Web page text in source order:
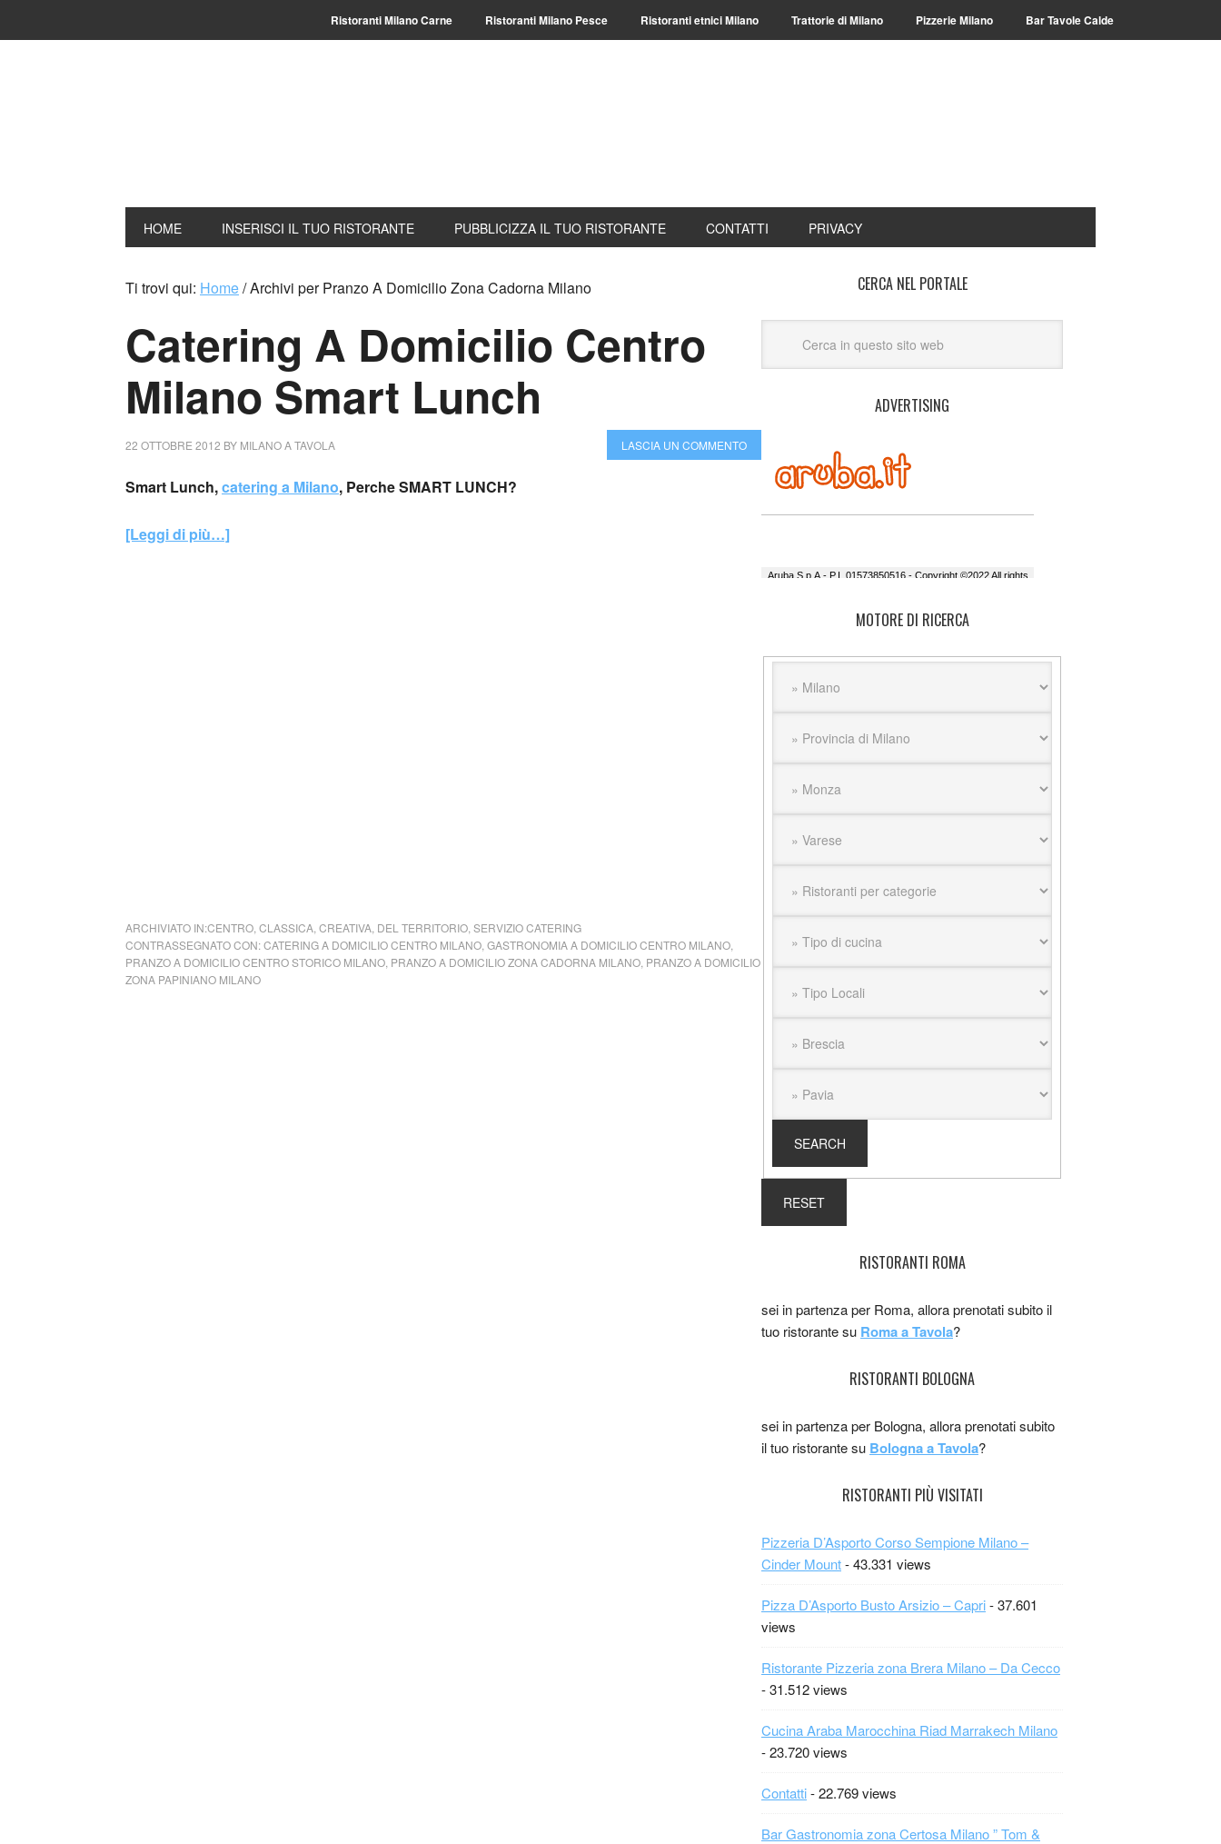
Ristoranti Milano Carne Ristoranti Milano Pesce Ristoranti etnici Milano Trattorie di Milano Pizzerie Milano Bar Tavole Calde
HOME INSERISCI IL TUO RISTORANTE PUBBLICIZZA IL TUO RISTORANTE CONTATTI PRIVACY
Ti trovi qui: Home/Archivi per Pranzo A Domicilio Zona Cadorna Milano
Catering A Domicilio Centro
Milano Smart Lunch
22 OTTOBRE 2012 BY MILANO A TAVOLA LASCIA UN COMMENTO
Smart Lunch,catering a Milano, Perche SMART LUNCH?
[Leggi di più…]
ARCHIVIATO IN:CENTRO CLASSICA CREATIVA DEL TERRITORIO SERVIZIO CATERING
CONTRASSEGNATO CON:CATERING A DOMICILIO CENTRO MILANO GASTRONOMIA A DOMICILIO CENTRO MILANO
PRANZO A DOMICILIO CENTRO STORICO MILANO PRANZO A DOMICILIO ZONA CADORNA MILANO PRANZO A DOMICILIO
ZONA PAPINIANO MILANO
CERCA NEL PORTALE
ADVERTISING
MOTORE DI RICERCA
RISTORANTI ROMA
sei in partenza per Roma, allora prenotati subito il
tuo ristorante su Roma a Tavola?
RISTORANTI BOLOGNA
sei in partenza per Bologna, allora prenotati subito
il tuo ristorante su Bologna a Tavola?
RISTORANTI PIÙ VISITATI
Pizzeria D’Asporto Corso Sempione Milano –
Cinder Mount- 43.331 views
Pizza D’Asporto Busto Arsizio – Capri- 37.601
views
Ristorante Pizzeria zona Brera Milano – Da Cecco
- 31.512 views
Cucina Araba Marocchina Riad Marrakech Milano
- 23.720 views
Contatti- 22.769 views
Bar Gastronomia zona Certosa Milano ” Tom &